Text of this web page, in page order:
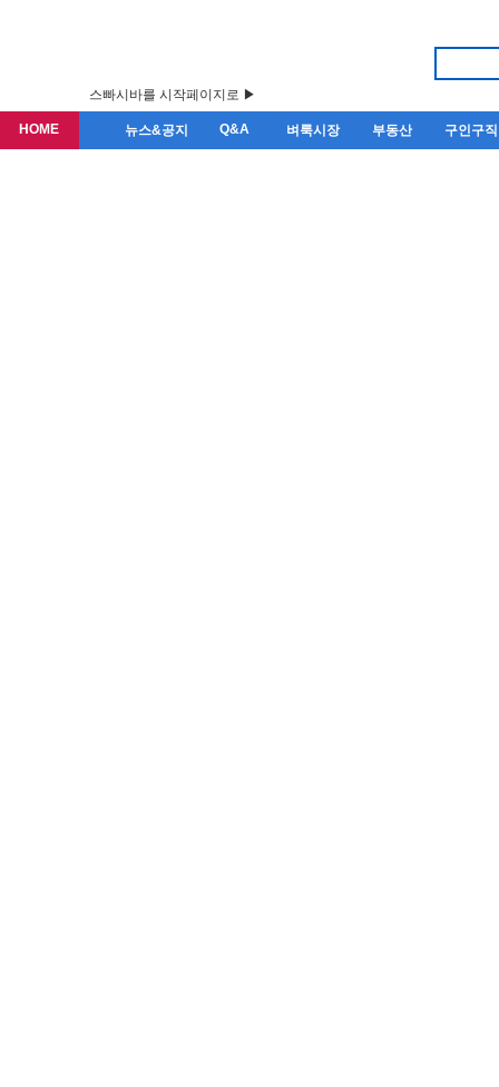
스빠시바를 시작페이지로 ▶
HOME 뉴스&공지 Q&A 벼룩시장 부동산 구인구직